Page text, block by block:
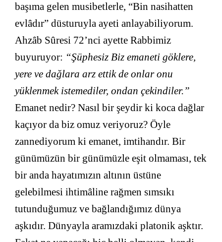
başıma gelen musibetlerle, “Bin nasihatten
evlâdır” düsturuyla ayeti anlayabiliyorum.
Ahzâb Sûresi 72’nci ayette Rabbimiz
buyuruyor: “Şüphesiz Biz emaneti göklere,
yere ve dağlara arz ettik de onlar onu
yüklenmek istemediler, ondan çekindiler.”
Emanet nedir? Nasıl bir şeydir ki koca dağlar
kaçıyor da biz omuz veriyoruz? Öyle
zannediyorum ki emanet, imtihandır. Bir
günümüzün bir günümüzle eşit olmaması, tek
bir anda hayatımızın altının üstüne
gelebilmesi ihtimâline rağmen sımsıkı
tutunduğumuz ve bağlandığımız dünya
aşkıdır. Dünyayla aramızdaki platonik aşktır.